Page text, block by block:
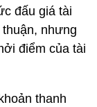
đấu giá tài
nhưng
điểm của tài
thanh